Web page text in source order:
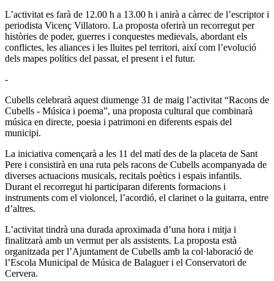
L’activitat es farà de 12.00 h a 13.00 h i anirà a càrrec de l’escriptor i
periodista Vicenç Villatoro. La proposta oferirà un recorregut per
històries de poder, guerres i conquestes medievals, abordant els
conflictes, les aliances i les lluites pel territori, així com l’evolució
dels mapes polítics del passat, el present i el futur.
-
Cubells celebrarà aquest diumenge 31 de maig l’activitat “Racons de
Cubells - Música i poema”, una proposta cultural que combinarà
música en directe, poesia i patrimoni en diferents espais del
municipi.
La iniciativa començarà a les 11 del matí des de la placeta de Sant
Pere i consistirà en una ruta pels racons de Cubells acompanyada de
diverses actuacions musicals, recitals poètics i espais infantils.
Durant el recorregut hi participaran diferents formacions i
instruments com el violoncel, l’acordió, el clarinet o la guitarra, entre
d’altres.
L’activitat tindrà una durada aproximada d’una hora i mitja i
finalitzarà amb un vermut per als assistents. La proposta està
organitzada per l’Ajuntament de Cubells amb la col·laboració de
l’Escola Municipal de Música de Balaguer i el Conservatori de
Cervera.